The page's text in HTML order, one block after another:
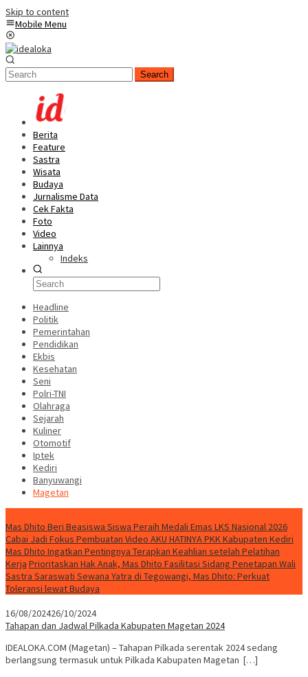
Skip to content
Mobile Menu
Search
Berita
Feature
Sastra
Wisata
Budaya
Jurnalisme Data
Cek Fakta
Foto
Video
Lainnya
Indeks
Headline
Politik
Pemerintahan
Pendidikan
Ekbis
Kesehatan
Seni
Polri-TNI
Olahraga
Sejarah
Kuliner
Otomotif
Iptek
Kediri
Banyuwangi
Magetan
Mas Dhito Beri Beasiswa Siswa Peraih Medali Emas LKS Nasional 2026
Cabai Jadi Fokus Pembuatan Video AKU HATINYA PKK Kabupaten Kediri
Mas Dhito Ingatkan Pentingnya Terapkan Keahlian setelah Pelatihan
Kerja Prioritaskan Hak Anak, Mas Dhito Fasilitasi Sidang Penetapan Wali
Sastra Saraswati Sewana Yatra di Tegowangi, Mas Dhito: Perkuat
Toleransi lewat Budaya
16/08/202426/10/2024
Tahapan dan Jadwal Pilkada Kabupaten Magetan 2024
IDEALOKA.COM (Magetan) – Tahapan Pilkada serentak 2024 sedang
berlangsung termasuk untuk Pilkada Kabupaten Magetan […]